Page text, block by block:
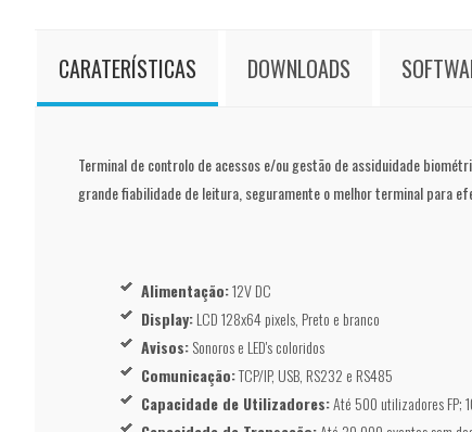
CARATERÍSTICAS DOWNLOADS
Terminal de controlo de acessos e/ou gestão de assiduidade
grande fiabilidade de leitura, seguramente o melhor terminal para
Alimentação:12V DC
Display:LCD 128x64 pixels, Preto e branco
Avisos:Sonoros e LED's coloridos
Comunicação:TCP/IP, USB, RS232 e RS485
Capacidade de Utilizadores:Até 500 utilizadores FP;